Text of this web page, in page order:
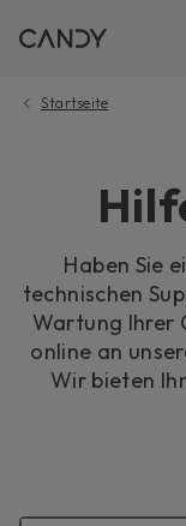
Startseite
Haben Sie
technischen
Wartung Ihrer
online an
Wir bieten